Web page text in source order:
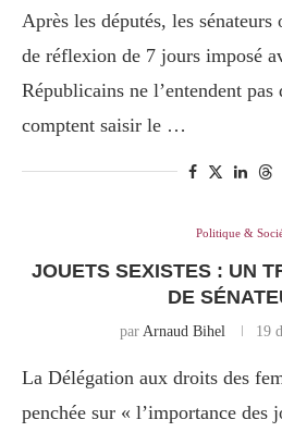
Après les députés, les
de réflexion de 7 jours imposé
Républicains ne l’entendent
comptent saisir le …
Politique &
JOUETS SEXISTES : UN
DE
par Arnaud Bihel 19
La Délégation aux droits des
penchée sur « l’importance des